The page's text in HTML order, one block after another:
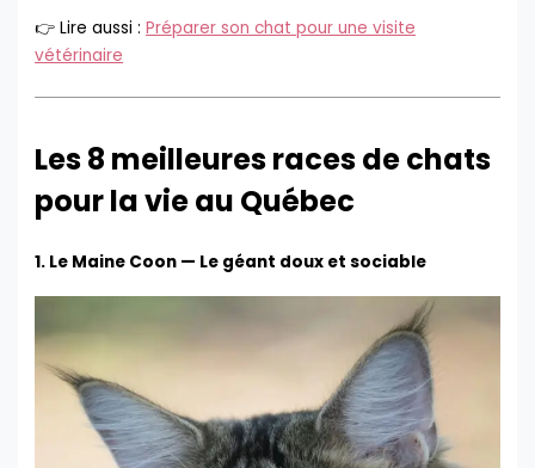
👉 Lire aussi :Préparer son chat pour une visite
vétérinaire
Les 8 meilleures races de chats
pour la vie au Québec
1. Le Maine Coon — Le géant doux et sociable